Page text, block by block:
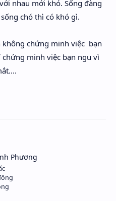
nhau mới khó. Sống đàng
chó thì có khó gì.
chứng minh việc bạn
minh việc bạn ngu vì